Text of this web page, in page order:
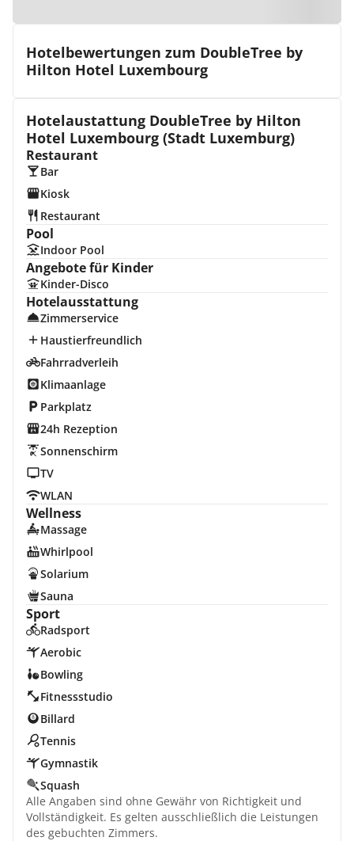
Hotelbewertungen zum DoubleTree by
Hilton Hotel Luxembourg
Hotelaustattung DoubleTree by Hilton
Hotel Luxembourg (Stadt Luxemburg)
Restaurant
Bar
Kiosk
Restaurant
Pool
Indoor Pool
Angebote für Kinder
Kinder-Disco
Hotelausstattung
Zimmerservice
Haustierfreundlich
Fahrradverleih
Klimaanlage
Parkplatz
24h Rezeption
Sonnenschirm
TV
WLAN
Wellness
Massage
Whirlpool
Solarium
Sauna
Sport
Radsport
Aerobic
Bowling
Fitnessstudio
Billard
Tennis
Gymnastik
Squash
Alle Angaben sind ohne Gewähr von Richtigkeit und
Vollständigkeit. Es gelten ausschließlich die Leistungen
des gebuchten Zimmers.